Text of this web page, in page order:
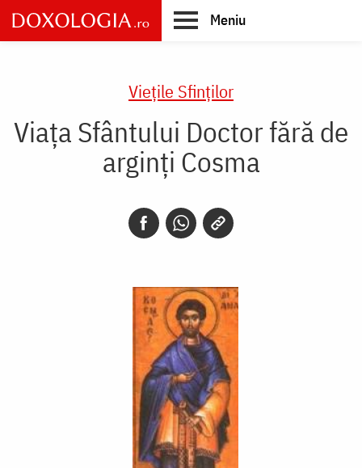
Skip
to
main
Meniu
Vieţile Sfinţilor
Viața Sfântului Doctor fără de
arginți Cosma